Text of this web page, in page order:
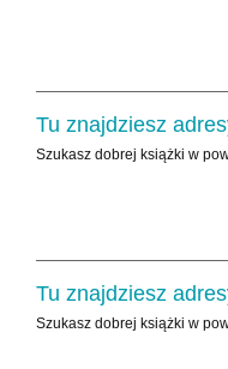
Tu znajdziesz
Szukasz dobrej książki w
Tu znajdziesz
Szukasz dobrej książki w